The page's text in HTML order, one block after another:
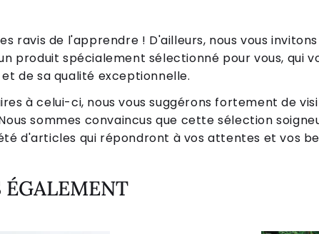
ravis de l'apprendre ! D'ailleurs, nous vous
produit spécialement sélectionné pour vous, qui
de sa qualité exceptionnelle.
à celui-ci, nous vous suggérons fortement de
sommes convaincus que cette sélection
d'articles qui répondront à vos attentes et vos